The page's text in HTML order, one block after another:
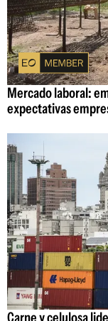
Mercado laboral:
expectativas
Carne y celulosa